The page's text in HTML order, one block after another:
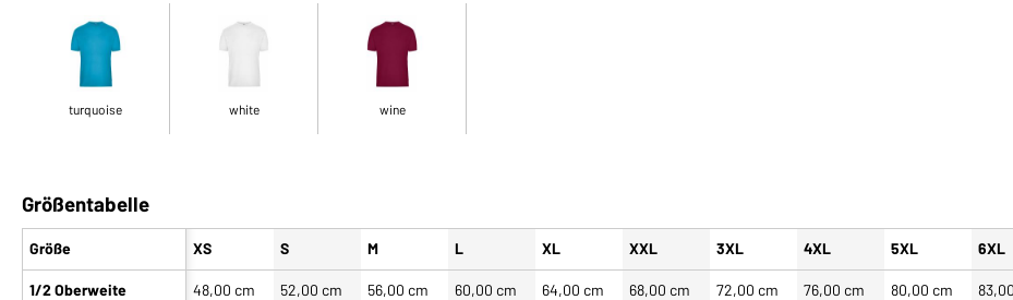
turquoise white wine
Größentabelle
Größe
1/2 Oberweite
XS S M L XL XXL 3XL 4XL 5XL 6XL
48,00 cm 52,00 cm 56,00 cm 60,00 cm 64,00 cm 68,00 cm 72,00 cm 76,00 cm 80,00 cm